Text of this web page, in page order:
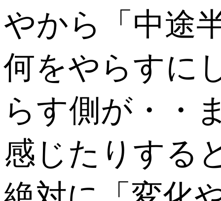
やから「中途
何をやらすに
らす側が・・
感じたりする